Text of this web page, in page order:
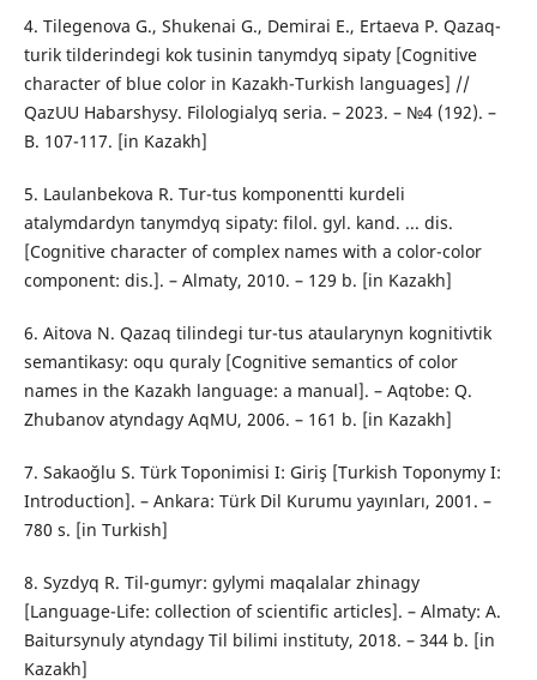
4. Tіlegenova G., Shukenai G., Demirai E., Ertaeva P. Qazaq-
turіk tіlderіndegі kok tusіnіn tanymdyq sipaty [Cognitive
character of blue color in Kazakh-Turkish languages] //
QazUU Habarshysy. Filologialyq seria. – 2023. – №4 (192). –
B. 107-117. [in Kazakh]
5. Laulanbekova R. Tur-tus komponenttі kurdelі
atalymdardyn tanymdyq sipaty: filol. gyl. kand. ... dis.
[Cognitive character of complex names with a color-color
component: dis.]. – Almaty, 2010. – 129 b. [in Kazakh]
6. Aitova N. Qazaq tіlіndegі tur-tus ataularynyn kognitivtіk
semantikasy: oqu quraly [Cognitive semantics of color
names in the Kazakh language: a manual]. – Aqtobe: Q.
Zhubanov atyndagy AqMU, 2006. – 161 b. [in Kazakh]
7. Sakaoğlu S. Türk Toponimisi I: Giriş [Turkish Toponymy I:
Introduction]. – Ankara: Türk Dil Kurumu yayınları, 2001. –
780 s. [in Turkish]
8. Syzdyq R. Tіl-gumyr: gylymi maqalalar zhinagy
[Language-Life: collection of scientific articles]. – Almaty: A.
Baitursynuly atyndagy Tіl bіlіmі instituty, 2018. – 344 b. [in
Kazakh]